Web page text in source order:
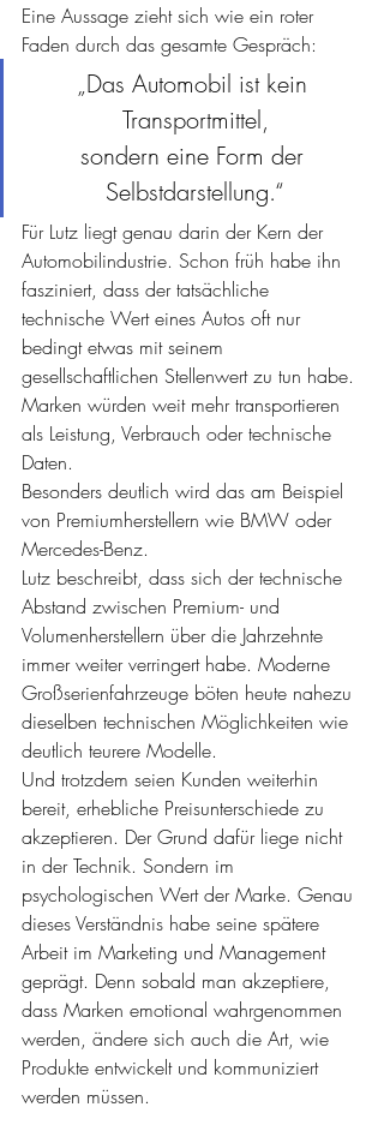
Eine Aussage zieht sich wie ein roter
Faden durch das gesamte Gespräch:
„Das Automobil ist kein
Transportmittel,
sondern eine Form der
Selbstdarstellung.“
Für Lutz liegt genau darin der Kern der
Automobilindustrie. Schon früh habe ihn
fasziniert, dass der tatsächliche
technische Wert eines Autos oft nur
bedingt etwas mit seinem
gesellschaftlichen Stellenwert zu tun habe.
Marken würden weit mehr transportieren
als Leistung, Verbrauch oder technische
Daten.
Besonders deutlich wird das am Beispiel
von Premiumherstellern wie BMW oder
Mercedes-Benz.
Lutz beschreibt, dass sich der technische
Abstand zwischen Premium- und
Volumenherstellern über die Jahrzehnte
immer weiter verringert habe. Moderne
Großserienfahrzeuge böten heute nahezu
dieselben technischen Möglichkeiten wie
deutlich teurere Modelle.
Und trotzdem seien Kunden weiterhin
bereit, erhebliche Preisunterschiede zu
akzeptieren. Der Grund dafür liege nicht
in der Technik. Sondern im
psychologischen Wert der Marke. Genau
dieses Verständnis habe seine spätere
Arbeit im Marketing und Management
geprägt. Denn sobald man akzeptiere,
dass Marken emotional wahrgenommen
werden, ändere sich auch die Art, wie
Produkte entwickelt und kommuniziert
werden müssen.